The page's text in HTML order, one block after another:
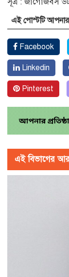
এই পোস্টটি আপনার
Facebook
Linkedin
Pinterest
এই বিভাগের